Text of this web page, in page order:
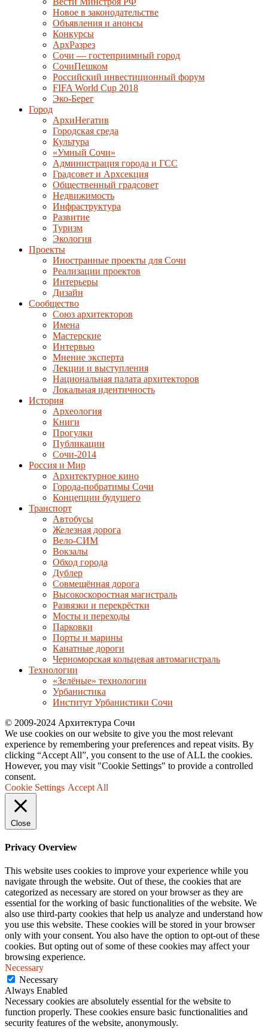
Новое в законодательстве
Объявления и анонсы
Конкурсы
АрхРазрез
Сочи — гостеприимный город
СочиПешком
Российский инвестиционный форум
FIFA World Cup 2018
Эко-Берег
Город
АрхиНегатив
Городская среда
Культура
«Умный Сочи»
Администрация города и ГСС
Градсовет и Архсекция
Общественный градсовет
Недвижимость
Инфраструктура
Развитие
Туризм
Экология
Проекты
Иностранные проекты для Сочи
Реализации проектов
Интерьеры
Дизайн
Сообщество
Союз архитекторов
Имена
Мастерские
Интервью
Мнение эксперта
Лекции и выступления
Национальная палата архитекторов
Локальная идентичность
История
Археология
Книги
Прогулки
Публикации
Сочи-2014
Россия и Мир
Архитектурное кино
Города-побратимы Сочи
Концепции будущего
Транспорт
Автобусы
Железная дорога
Вело-СИМ
Вокзалы
Обход города
Дублер
Совмещённая дорога
Высокоскоростная магистраль
Развязки и перекрёстки
Мосты и переходы
Парковки
Порты и марины
Канатные дороги
Черноморская кольцевая автомагистраль
Технологии
«Зелёные» технологии
Урбанистика
Институт Урбанистики Сочи
© 2009-2024 Архитектура Сочи
We use cookies on our website to give you the most relevant
experience by remembering your preferences and repeat visits. By
clicking “Accept All”, you consent to the use of ALL the cookies.
However, you may visit "Cookie Settings" to provide a controlled
consent.
Cookie Settings Accept All
Close
Privacy Overview
This website uses cookies to improve your experience while you
navigate through the website. Out of these, the cookies that are
categorized as necessary are stored on your browser as they are
essential for the working of basic functionalities of the website. We
also use third-party cookies that help us analyze and understand how
you use this website. These cookies will be stored in your browser
only with your consent. You also have the option to opt-out of these
cookies. But opting out of some of these cookies may affect your
browsing experience.
Necessary
Necessary
Always Enabled
Necessary cookies are absolutely essential for the website to
function properly. These cookies ensure basic functionalities and
security features of the website, anonymously.